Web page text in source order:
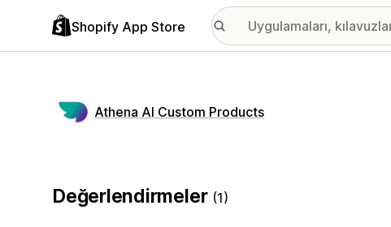
Shopify App Store
Athena AI Custom Products
Değerlendirmeler (1)